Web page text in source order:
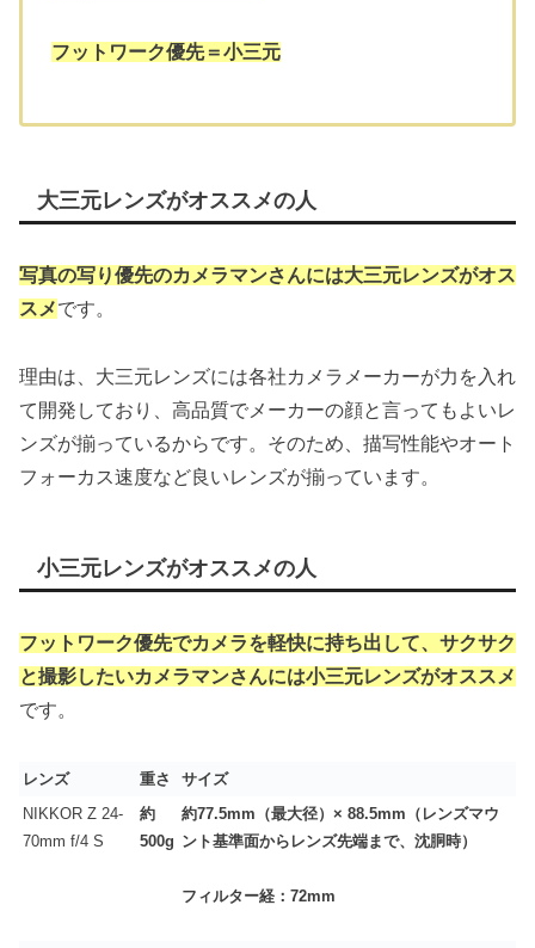
フットワーク優先＝小三元
大三元レンズがオススメの人
写真の写り優先のカメラマンさんには大三元レンズがオス
スメです。
理由は、大三元レンズには各社カメラメーカーが力を入れ
て開発しており、高品質でメーカーの顔と言ってもよいレ
ンズが揃っているからです。そのため、描写性能やオート
フォーカス速度など良いレンズが揃っています。
小三元レンズがオススメの人
フットワーク優先でカメラを軽快に持ち出して、サクサク
と撮影したいカメラマンさんには小三元レンズがオススメ
です。
レンズ 重さ
サイズ
NIKKOR Z 24-
70mm f/4 S
約
500g
約77.5mm （最大径） × 88.5mm （レンズマウ
ント基準面からレンズ先端まで、沈胴時）
フィルター経： 72mm